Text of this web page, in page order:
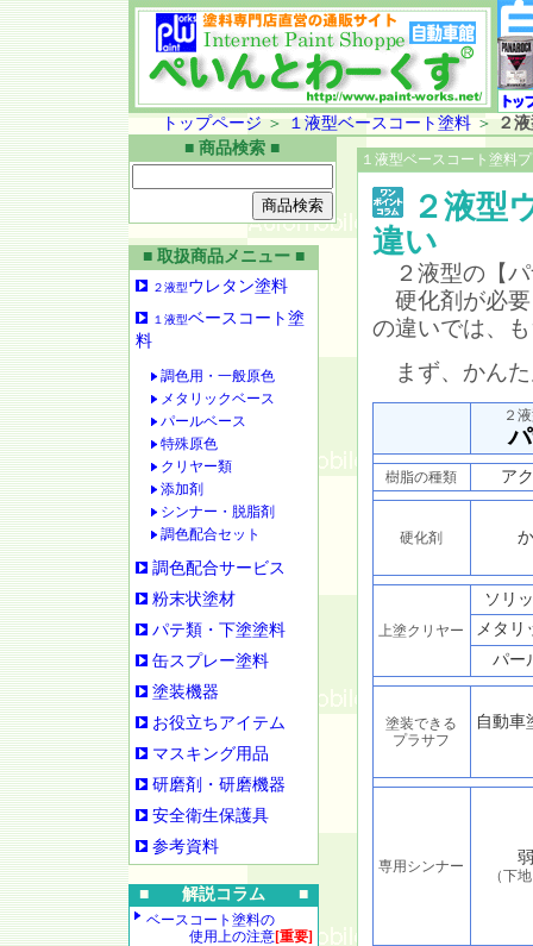
トップページ ＞ １液型ベースコート塗料＞
２
■ 商品検索 ■
■ 取扱商品メニュー ■
２液型ウレタン塗料
１液型ベースコート塗
料
調色用・一般原色
メタリックベース
パールベース
特殊原色
クリヤー類
添加剤
シンナー・脱脂剤
調色配合セット
調色配合サービス
粉末状塗材
パテ類・下塗塗料
缶スプレー塗料
塗装機器
お役立ちアイテム
マスキング用品
研磨剤・研磨機器
安全衛生保護具
参考資料
■ 解説コラム ■
ベースコート塗料の
使用上の注意[重要]
１液型ベースコート塗料
２液型
違い
２液型の【パ
硬化剤が必要
の違いでは、
まず、かんた
２
樹脂の種類 ア
硬化剤
上塗クリヤー
ソリ
メタリ
パー
塗装できる
プラサフ
自動車
専用シンナー
（下